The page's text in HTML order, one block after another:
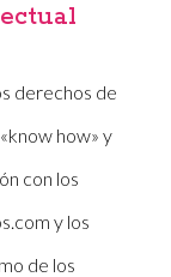
derechos de
how» y
con los
y los
de los